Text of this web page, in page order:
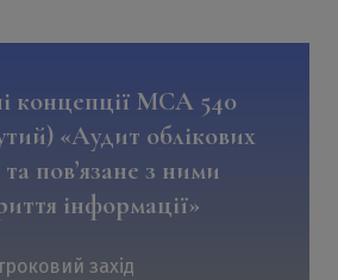
концепції МСА 540
«Аудит облікових
пов’язане з ними
інформації»
захід